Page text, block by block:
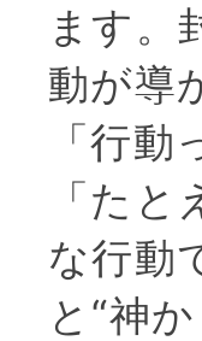
ます。
動が導
「行
「た
な行動
と“神